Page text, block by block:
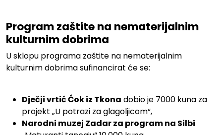
Program zaštite na nematerijalnim
kulturnim dobrima
U sklopu programa zaštite na nematerijalnim
kulturnim dobrima sufinancirat će se:
Dječji vrtić Ćok iz Tkona dobio je 7000 kuna za
projekt „U potrazi za glagoljicom“,
Narodni muzej Zadar za program na Silbi